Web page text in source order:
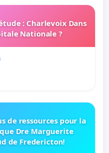
: Charlevoix Dans
Nationale ?
de ressources pour la
Dre Marguerite
de Fredericton!